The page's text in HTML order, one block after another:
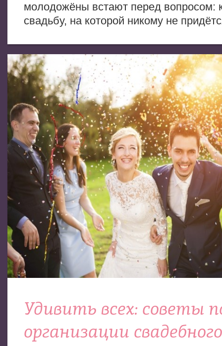
молодожёны встают перед вопросом:
свадьбу, на которой никому не
Удивить всех: советы
организации свадебного